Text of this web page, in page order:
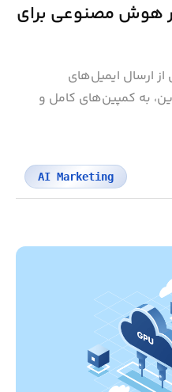
بر هوش مصنوعی برای
از ارسال ایمیل‌های
به کمپین‌های کامل و
AI Marketing